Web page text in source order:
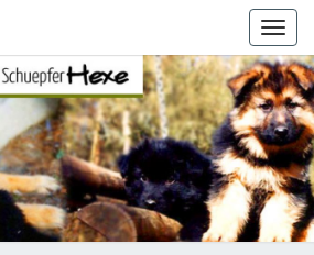
HEXE
Langhaar
Schäferhunde
Von Den
Schüpfer
Hexen